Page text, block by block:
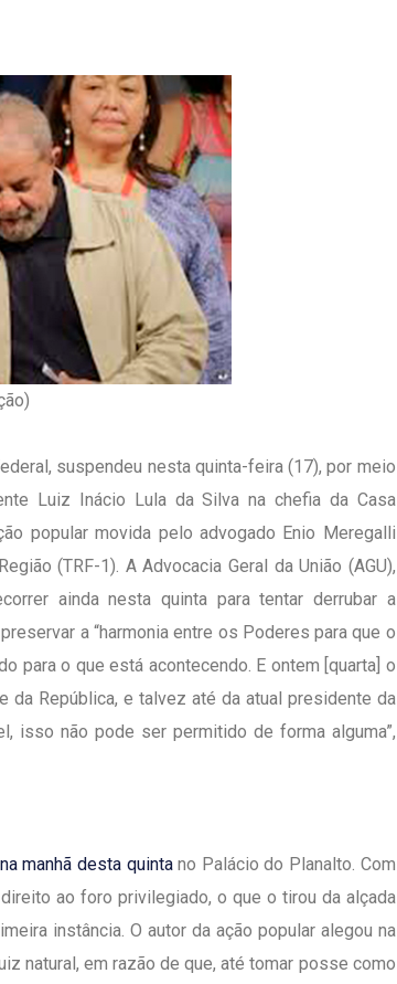
suspendeu nesta quinta-feira (17), por meio
Luiz Inácio Lula da Silva na chefia da Casa
popular movida pelo advogado Enio Meregalli
(TRF-1). A Advocacia Geral da União (AGU),
ainda nesta quinta para tentar derrubar a
a “harmonia entre os Poderes para que o
para o que está acontecendo. E ontem [quarta] o
República, e talvez até da atual presidente da
isso não pode ser permitido de forma alguma”,
manhã desta quintano Palácio do Planalto. Com
ao foro privilegiado, o que o tirou da alçada
instância. O autor da ação popular alegou na
natural, em razão de que, até tomar posse como
Inauguração Da Franquia HINODE
CENTER Em Brumado